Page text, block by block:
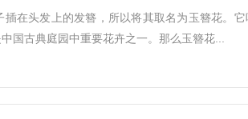
在头发上的发簪，所以将其取名为玉簪花。它
国古典庭园中重要花卉之一。那么玉簪花...